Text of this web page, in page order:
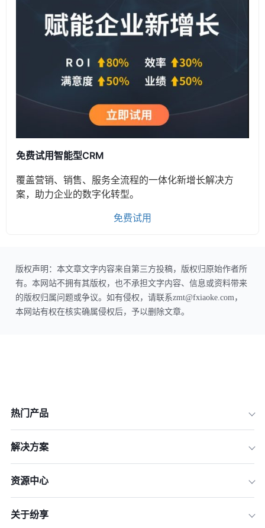
免费试用智能型CRM
覆盖营销、销售、服务全流程的一体化新增长解决方
案，助力企业的数字化转型。
免费试用
版权声明：本文章文字内容来自第三方投稿，版权归原始作者所
有。本网站不拥有其版权，也不承担文字内容、信息或资料带来
的版权归属问题或争议。如有侵权，请联系zmt@fxiaoke.com，
本网站有权在核实确属侵权后，予以删除文章。
热门产品
解决方案
资源中心
关于纷享